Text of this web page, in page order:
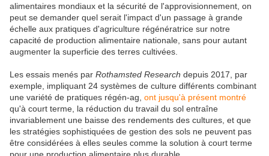
alimentaires mondiaux et la sécurité de l'approvisionnement, on
peut se demander quel serait l'impact d'un passage à grande
échelle aux pratiques d'agriculture régénératrice sur notre
capacité de production alimentaire nationale, sans pour autant
augmenter la superficie des terres cultivées.
Les essais menés par Rothamsted Research depuis 2017, par
exemple, impliquant 24 systèmes de culture différents combinant
une variété de pratiques régén-ag, ont jusqu'à présent montré
qu'à court terme, la réduction du travail du sol entraîne
invariablement une baisse des rendements des cultures, et que
les stratégies sophistiquées de gestion des sols ne peuvent pas
être considérées à elles seules comme la solution à court terme